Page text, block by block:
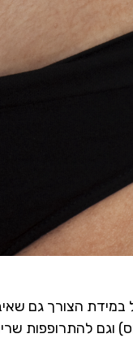
במידת הצורך גם
וגם להתרופפות